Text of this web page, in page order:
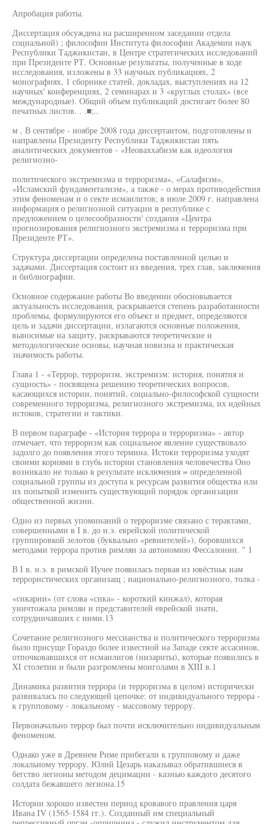
Апробация работы.
Диссертация обсуждена на расширенном заседании отдела
социальной) ; философии Института философии Академии наук
Республики Таджикистан, в Центре стратегических исследований
при Президенте РТ. Основные результаты, полученные в ходе
исследования, изложены в 33 научных публикациях, 2
монографиях, 1 сборнике статей, докладах, выступлениях на 12
научных' конференциях, 2 семинарах и 3 «круглых столах» (все
международные). Общий объем публикаций достигает более 80
печатных листов. . .■;..
м , В сентябре - ноябре 2008 года диссертантом, подготовлены и
направлены Президенту Республики Таджикистан пять
аналитических документов - «Неоваххабизм как идеология
религиозно-
политического экстремизма и терроризма», «Салафизм»,
«Исламский фундаментализм», а также - о мерах противодействия
этим феноменам и о секте исмаилитов; в июле 2009 г. направлена
информация о религиозной ситуации в республике с
предложением о целесообразности' создания «Центра
прогнозирования религиозного экстремизма и терроризма при
Президенте РТ».
Структура диссертации определена поставленной целью и
задачами. Диссертация состоит из введения, трех глав, заключения
и библиографии.
Основное содержание работы Во введении обосновывается
актуальность исследования, раскрывается степень разработанности
проблемы, формулируются его объект и предмет, определяются
цель и задачи диссертации, излагаются основные положения,
выносимые на защиту, раскрываются теоретические и
методологические основы, научная новизна и практическая
значимость работы.
Глава 1 - «Террор, терроризм, экстремизм: история, понятия и
сущность» - посвящена решению теоретических вопросов,
касающихся истории, понятий, социально-философской сущности
современного терроризма, религиозного экстремизма, их идейных
истоков, стратегии и тактики.
В первом параграфе - «История террора и терроризма» - автор
отмечает, что терроризм как социальное явление существовало
задолго до появления этого термина. Истоки терроризма уходят
своими корнями в глубь истории становления человечества Оно
возникало не только в результате исключения = определенной
социальной группы из доступа к ресурсам развития общества или
их попыткой изменить существующий порядок организации
общественной жизни.
Одно из первых упоминаний о терроризме связано с терактами,
совершенными в I в. до н.э. еврейской политической
группировкой зелотов (буквально «ревнителей»), боровшихся
методами террора против римлян за автономию Фессалонии. " 1
В I в. н.э. в римской Иучее появилась первая из ювёстньк нам
террористических организащ ; национально-религиозного, толка -
«сикарии» (от слова «сика» - короткий кинжал), которая
уничтожала римлян и представителей еврейской знати,
сотрудничавших с ними.13
Сочетание религиозного мессианства и политического терроризма
было присуще Гораздо более известной на Западе секте ассасинов,
отпочковавшихся от исмаилигов (низариты), которые появились в
XI столетии и были разгромлены монголами в XIII в.1
Динамика развития террора (и терроризма в целом) исторически
развивалась по следующей цепочке: от индивидуального террора -
к групповому - локальному - массовому террору.
Первоначально террор был почти исключительно индивидуальным
феноменом.
Однако уже в Древнем Риме прибегали к групповому и даже
локальному террору. Юлий Цезарь наказывал обратившиеся в
бегство легионы методом децимации - казнью каждого десятого
солдата бежавшего легиона.15
Истории хорошо известен период кровавого правления царя
Ивана IV (1565-1584 гг.). Созданный им специальный